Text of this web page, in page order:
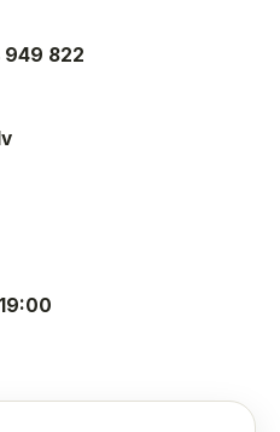
949 822